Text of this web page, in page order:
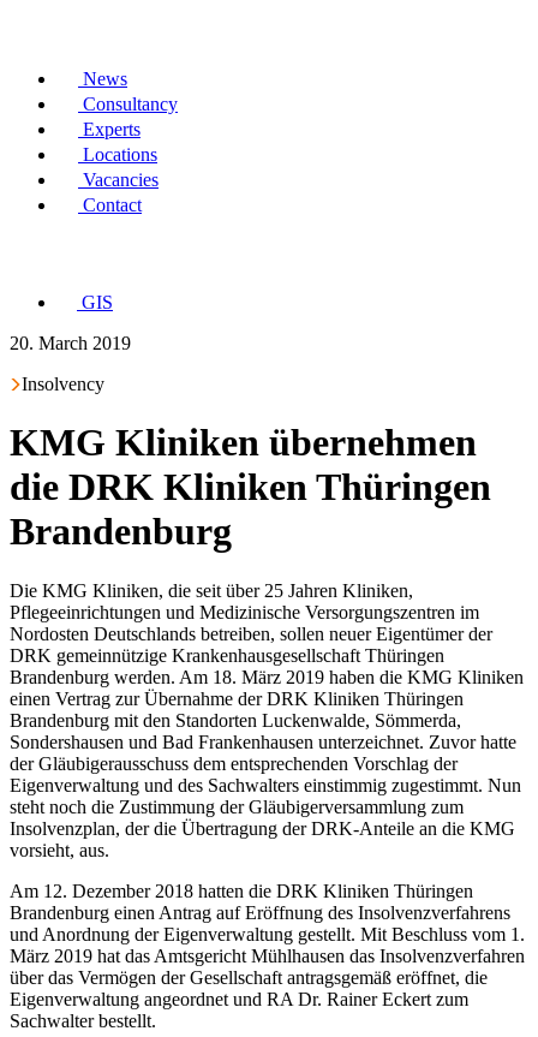
News
Consultancy
Experts
Locations
Vacancies
Contact
GIS
20. March 2019
Insolvency
KMG Kliniken übernehmen
die DRK Kliniken Thüringen
Brandenburg
Die KMG Kliniken, die seit über 25 Jahren Kliniken,
Pflegeeinrichtungen und Medizinische Versorgungszentren im
Nordosten Deutschlands betreiben, sollen neuer Eigentümer der
DRK gemeinnützige Krankenhausgesellschaft Thüringen
Brandenburg werden. Am 18. März 2019 haben die KMG Kliniken
einen Vertrag zur Übernahme der DRK Kliniken Thüringen
Brandenburg mit den Standorten Luckenwalde, Sömmerda,
Sondershausen und Bad Frankenhausen unterzeichnet. Zuvor hatte
der Gläubigerausschuss dem entsprechenden Vorschlag der
Eigenverwaltung und des Sachwalters einstimmig zugestimmt. Nun
steht noch die Zustimmung der Gläubigerversammlung zum
Insolvenzplan, der die Übertragung der DRK-Anteile an die KMG
vorsieht, aus.
Am 12. Dezember 2018 hatten die DRK Kliniken Thüringen
Brandenburg einen Antrag auf Eröffnung des Insolvenzverfahrens
und Anordnung der Eigenverwaltung gestellt. Mit Beschluss vom 1.
März 2019 hat das Amtsgericht Mühlhausen das Insolvenzverfahren
über das Vermögen der Gesellschaft antragsgemäß eröffnet, die
Eigenverwaltung angeordnet und RA Dr. Rainer Eckert zum
Sachwalter bestellt.